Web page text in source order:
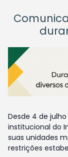
Desde 4 de
institucional do
suas unidades
restrições